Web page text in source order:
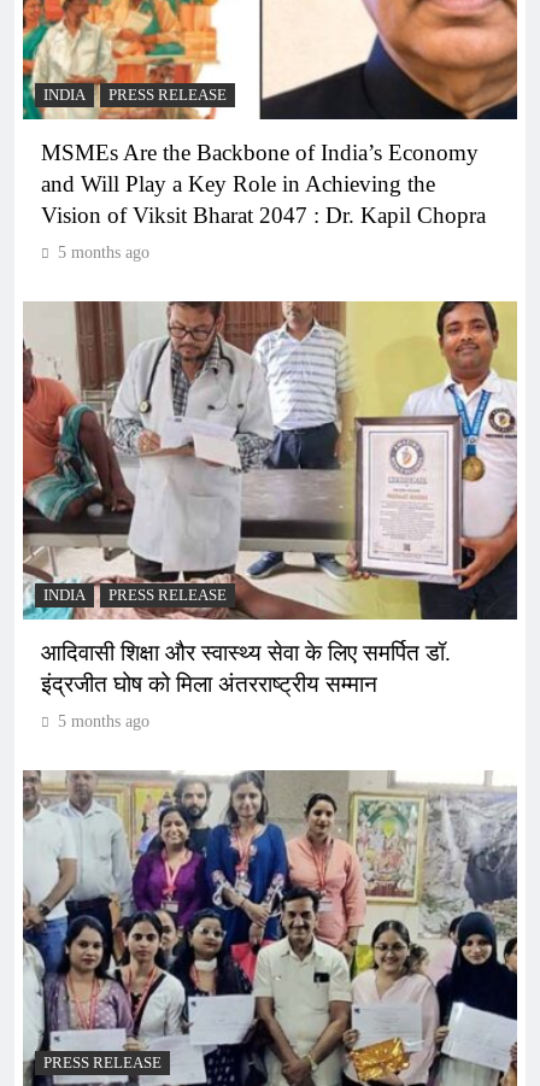
INDIA PRESS RELEASE
MSMEs Are the Backbone of India’s Economy
and Will Play a Key Role in Achieving the
Vision of Viksit Bharat 2047 : Dr. Kapil Chopra
5 months ago
INDIA PRESS RELEASE
आदिवासी शिक्षा और स्वास्थ्य सेवा के लिए समर्पित डॉ.
इंद्रजीत घोष को मिला अंतरराष्ट्रीय सम्मान
5 months ago
PRESS RELEASE